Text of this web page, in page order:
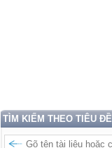
TÌM KIẾM THEO TIÊU ĐỀ